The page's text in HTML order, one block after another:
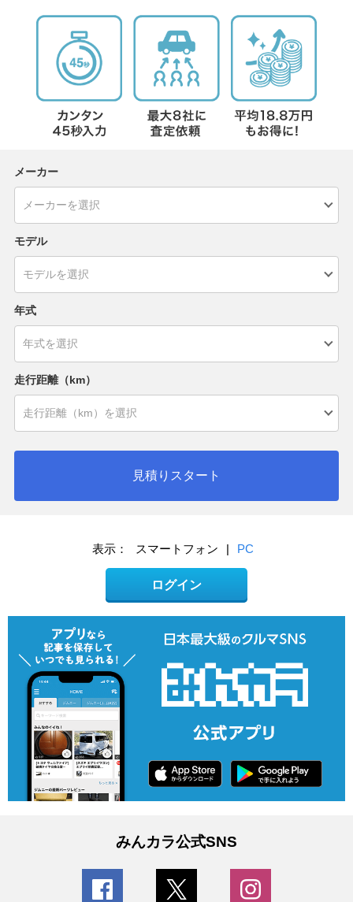
メーカー
モデル
年式
走行距離（km）
見積りスタート
表示： スマートフォン | PC
ログイン
みんカラ公式SNS